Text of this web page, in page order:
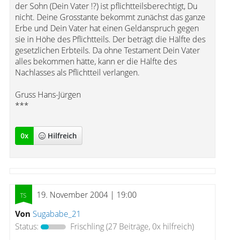
der Sohn (Dein Vater !?) ist pflichtteilsberechtigt, Du
nicht. Deine Grosstante bekommt zunächst das ganze
Erbe und Dein Vater hat einen Geldanspruch gegen
sie in Höhe des Pflichtteils. Der beträgt die Hälfte des
gesetzlichen Erbteils. Da ohne Testament Dein Vater
alles bekommen hätte, kann er die Hälfte des
Nachlasses als Pflichtteil verlangen.
Gruss Hans-Jürgen
***
0x Hilfreich
19. November 2004 | 19:00
Von Sugababe_21
Status:
Frischling(27 Beiträge, 0x hilfreich)